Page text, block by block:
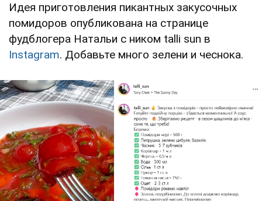
Идея приготовления пикантных закусочных
помидоров опубликована на странице
фудблогера Натальи с ником talli sun в
Instagram. Добавьте много зелени и чеснока.